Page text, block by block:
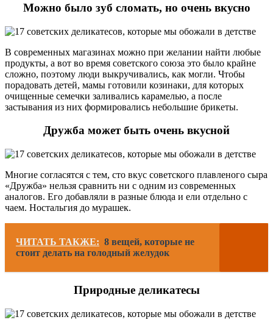
Можно было зуб сломать, но очень вкусно
В современных магазинах можно при желании найти любые
продукты, а вот во время советского союза это было крайне
сложно, поэтому люди выкручивались, как могли. Чтобы
порадовать детей, мамы готовили козинаки, для которых
очищенные семечки заливались карамелью, а после
застывания из них формировались небольшие брикеты.
Дружба может быть очень вкусной
Многие согласятся с тем, сто вкус советского плавленого сыра
«Дружба» нельзя сравнить ни с одним из современных
аналогов. Его добавляли в разные блюда и ели отдельно с
чаем. Ностальгия до мурашек.
ЧИТАТЬ ТАКЖЕ: 8 вещей, которые не
стоит делать на голодный желудок
Природные деликатесы